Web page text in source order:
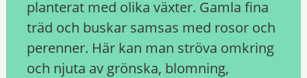
planterat med olika växter. Gamla fina
träd och buskar samsas med rosor och
perenner. Här kan man ströva omkring
och njuta av grönska, blomning,